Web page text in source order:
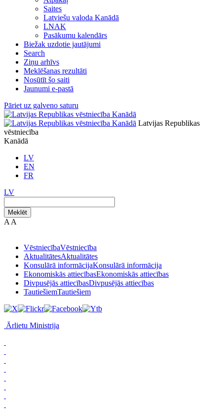
Saites
Latviešu valoda Kanādā
LNAK
Pasākumu kalendārs
Biežak uzdotie jautājumi
Search
Ziņu arhīvs
Meklēšanas rezultāti
Nosūtīt šo saiti
Jaunumi e-pastā
Pāriet uz galveno saturu
Latvijas Republikas
vēstniecība
Kanādā
LV
EN
FR
LV
Meklēt
A A
VēstniecībaVēstniecība
AktualitātesAktualitātes
Konsulārā informācijaKonsulārā informācija
Ekonomiskās attiecībasEkonomiskās attiecības
Divpusējās attiecībasDivpusējās attiecības
TautiešiemTautiešiem
Ārlietu Ministrija